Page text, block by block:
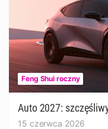
Feng Shui roczny
Auto 2027:
15 czerwca 2026